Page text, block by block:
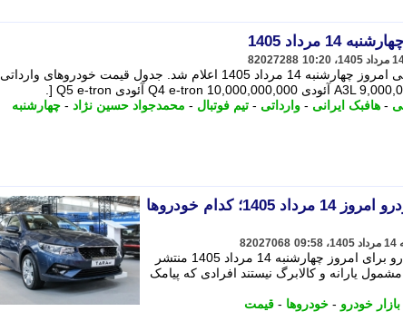
مرداد 1405
82027288
به گزارش رسانه 7، قیمت خودروهای وارداتی امروز چهارشنبه 14 مرداد 1405 اعلام شد. جدول قیمت خودروهای وارداتی
- هافبک ایرانی - وارداتی - تیم فوتبال - محمدجواد حسین نژاد - چهارشنبه
جدول قیمت محصولات ایران خودرو امروز 14 مرداد 1405؛ کدام خودروها
82027068
جدول جدیدترین قیمت خودروهای ایران خودرو برای امروز چهارشنبه 14 مرداد 1405 منتشر
یارانه و کالابرگ نیستند افرادی که پیامک
بازار خودرو - خودروها - قیمت